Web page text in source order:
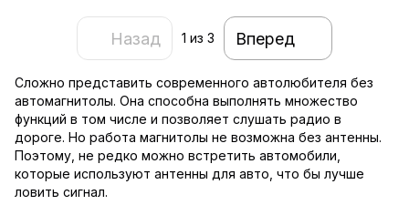
Назад 1 из 3 Вперед
Сложно представить современного автолюбителя без
автомагнитолы. Она способна выполнять множество
функций в том числе и позволяет слушать радио в
дороге. Но работа магнитолы не возможна без антенны.
Поэтому, не редко можно встретить автомобили,
которые используют антенны для авто, что бы лучше
ловить сигнал.